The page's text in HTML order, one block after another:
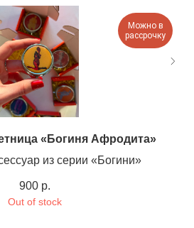
Можно в
рассрочку
«Богиня Афродита»
из серии «Богини»
900 р.
Out of stock